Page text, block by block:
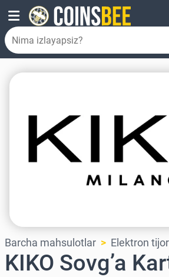
Barcha mahsulotlar Elektron
KIKO Sovg’a